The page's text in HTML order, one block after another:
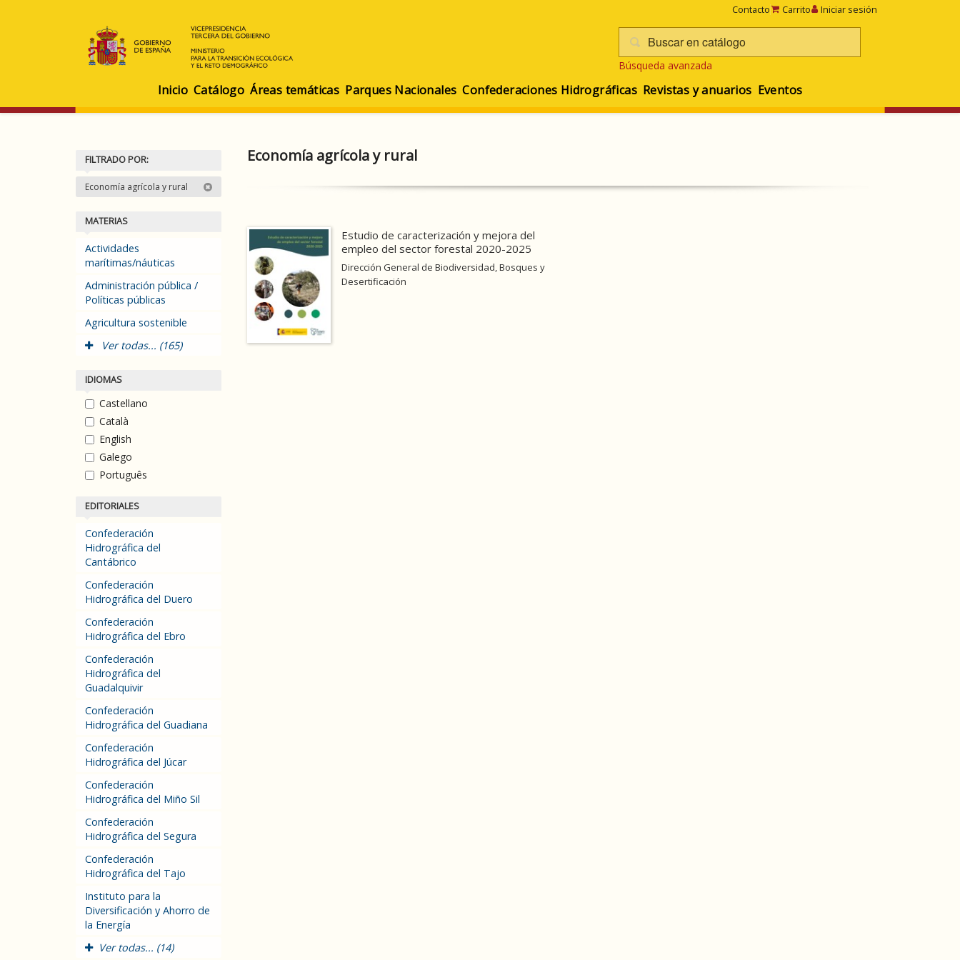
Contacto Carrito Iniciar sesión
Búsqueda avanzada
Inicio Catálogo Áreas temáticas Parques Nacionales Confederaciones Hidrográficas Revistas y anuarios Eventos
FILTRADO POR:
Economía agrícola y rural
MATERIAS
Actividades
marítimas/náuticas
Administración pública /
Políticas públicas
Agricultura sostenible
Ver todas... (165)
IDIOMAS
Castellano
Català
English
Galego
Português
EDITORIALES
Confederación
Hidrográfica del
Cantábrico
Confederación
Hidrográfica del Duero
Confederación
Hidrográfica del Ebro
Confederación
Hidrográfica del
Guadalquivir
Confederación
Hidrográfica del Guadiana
Confederación
Hidrográfica del Júcar
Confederación
Hidrográfica del Miño Sil
Confederación
Hidrográfica del Segura
Confederación
Hidrográfica del Tajo
Instituto para la
Diversificación y Ahorro de
la Energía
Ver todas... (14)
Economía agrícola y rural
Estudio de caracterización y mejora del
empleo del sector forestal 2020-2025
Dirección General de Biodiversidad, Bosques y
Desertificación